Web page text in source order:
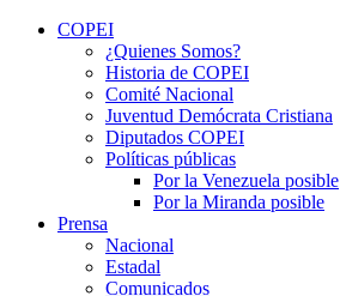
COPEI
¿Quienes Somos?
Historia de COPEI
Comité Nacional
Juventud Demócrata Cristiana
Diputados COPEI
Políticas públicas
Por la Venezuela posible
Por la Miranda posible
Prensa
Nacional
Estadal
Comunicados